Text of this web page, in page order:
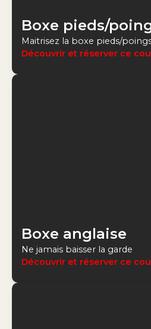
Boxe pieds/
Maitrisez la boxe pieds/
Découvrir et réserver ce
Boxe anglaise
Ne jamais baisser la garde
Découvrir et réserver ce